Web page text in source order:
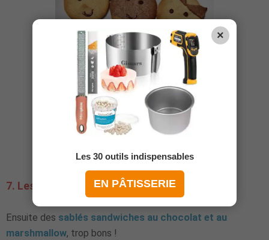
7. Les sandwiches chocolat et chamallow
Ensuite des sablés sandwiches au chocolat et au
marshmallow, trop bons !
×
Les 30 outils indispensables
EN PÂTISSERIE